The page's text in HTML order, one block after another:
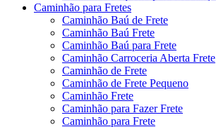
Caminhão para Fretes
Caminhão Baú de Frete
Caminhão Baú Frete
Caminhão Baú para Frete
Caminhão Carroceria Aberta Frete
Caminhão de Frete
Caminhão de Frete Pequeno
Caminhão Frete
Caminhão para Fazer Frete
Caminhão para Frete